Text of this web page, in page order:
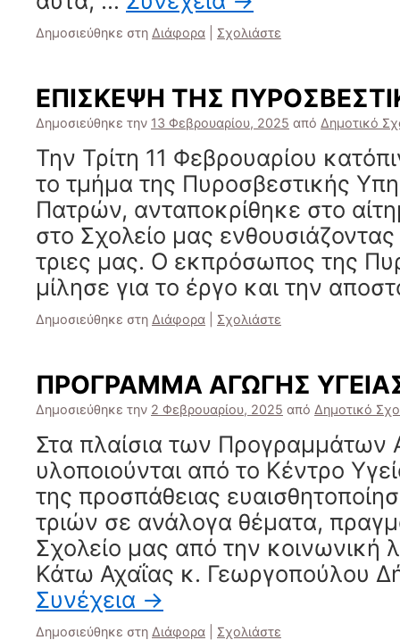
Δημοσιεύθηκε στη Διάφορα Σχολιάστε
ΕΠΙΣΚΕΨΗ ΤΗΣ
Δημοσιεύθηκε την 13 Φεβρουαρίου, 2025 από Δημοτικό
Την Τρίτη 11 Φεβρουαρίου
το τμήμα της Πυροσβεστικής
Πατρών, ανταποκρίθηκε στο
στο Σχολείο μας
τριες μας. Ο εκπρόσωπος της
μίλησε για το έργο και την
Δημοσιεύθηκε στη Διάφορα Σχολιάστε
ΠΡΟΓΡΑΜΜΑ ΑΓΩΓΗΣ
Δημοσιεύθηκε την 2 Φεβρουαρίου, 2025 από Δημοτικό
Στα πλαίσια των Προγραμμάτων
υλοποιούνται από το Κέντρο
της προσπάθειας
τριών σε ανάλογα θέματα,
Σχολείο μας από την κοινωνική
Κάτω Αχαΐας κ. Γεωργοπούλου
Συνέχεια →
Δημοσιεύθηκε στη Διάφορα Σχολιάστε